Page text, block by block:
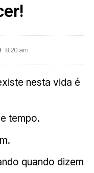
8:20 am
nesta vida é
tempo.
quando dizem